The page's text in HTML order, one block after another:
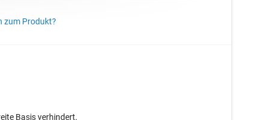
zum Produkt?
Basis verhindert,